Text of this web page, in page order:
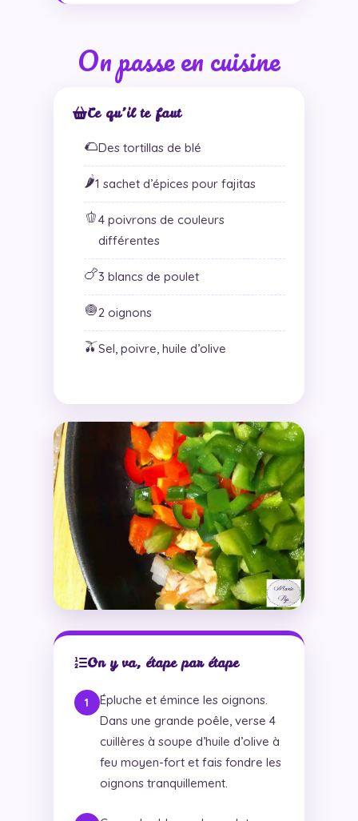
On passe en cuisine
Ce qu’il te faut
🌮Des tortillas de blé
🌶️1 sachet d’épices pour fajitas
🫑4 poivrons de couleurs
différentes
🍗3 blancs de poulet
🧅2 oignons
🫒Sel, poivre, huile d’olive
On y va, étape par étape
Épluche et émince les oignons.
Dans une grande poêle, verse 4
cuillères à soupe d’huile d’olive à
feu moyen-fort et fais fondre les
oignons tranquillement.